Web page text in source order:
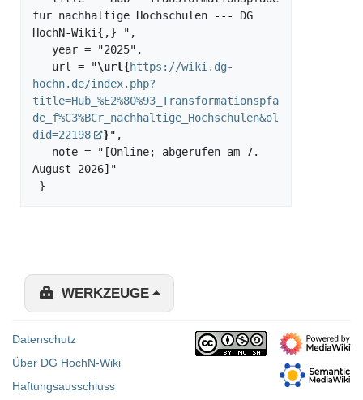
für nachhaltige Hochschulen --- DG
HochN-Wiki{,} ",
   url = "
\url{https://wiki.dg-
hochn.de/index.php?
title=Hub_%E2%80%93_Transformationspfa
de_f%C3%BCr_nachhaltige_Hochschulen&ol
did=22198
}",
August 2026]"
WERKZEUGE
Datenschutz
Über DG HochN-Wiki
Haftungsausschluss